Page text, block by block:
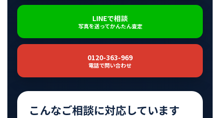
LINEで相談
写真を送ってかんたん査定
0120-363-969
電話で問い合わせ
こんなご相談に対応しています